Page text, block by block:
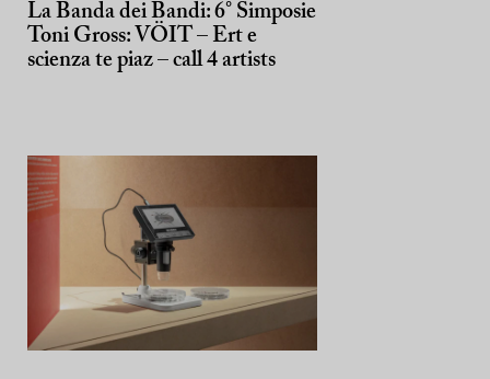
La Banda dei Bandi: 6° Simposie
Toni Gross: VÖIT – Ert e
scienza te piaz – call 4 artists